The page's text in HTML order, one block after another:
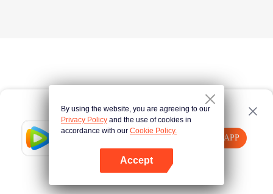
Tencent Video
เปิด APP
คลิกที่นี่ ลองใหม่อีกครั้ง
By using the website, you are agreeing to our
Privacy Policy and the use of cookies in
accordance with our Cookie Policy.
Accept